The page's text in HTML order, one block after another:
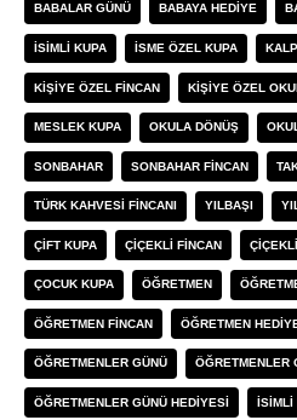
BABALAR GÜNÜ BABAYA HEDIYE
ISIMLI KUPA ISME ÖZEL KUPA
KIŞIYE ÖZEL FINCAN KIŞIYE ÖZEL
MESLEK KUPA OKULA DÖNÜŞ
SONBAHAR SONBAHAR FINCAN
TÜRK KAHVESI FINCANI YILBAŞI
ÇIFT KUPA ÇIÇEKLI FINCAN
ÇOCUK KUPA ÖĞRETMEN
ÖĞRETMEN FINCAN ÖĞRETMEN
ÖĞRETMENLER GÜNÜ ÖĞRETMENLER
ÖĞRETMENLER GÜNÜ HEDIYESI İSIMLI